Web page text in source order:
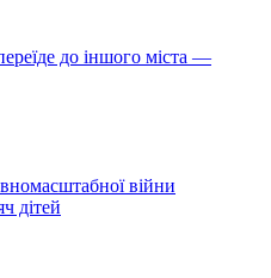
до іншого міста —
війни
дітей